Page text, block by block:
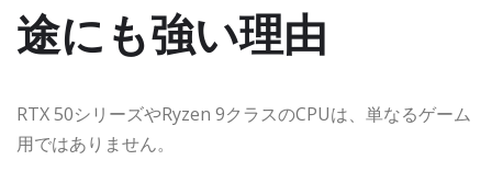
途にも強い理由
RTX 50シリーズやRyzen 9クラスのCPUは、単なるゲーム
用ではありません。